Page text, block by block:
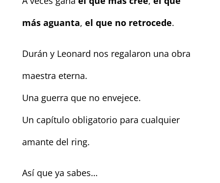
más aguanta, el que no retrocede.
Durán y Leonard nos regalaron una obra
maestra eterna.
Una guerra que no envejece.
Un capítulo obligatorio para cualquier
amante del ring.
Así que ya sabes…